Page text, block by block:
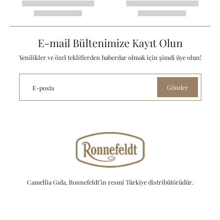
E-mail Bültenimize Kayıt Olun
Yenilikler ve özel tekliflerden haberdar olmak için şimdi üye olun!
E-posta Gönder
Camellia Gıda, Ronnefeldt’in resmi Türkiye distribütörüdür.